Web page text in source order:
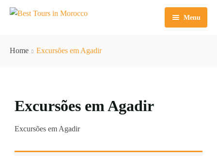
Menu
Excursões de um dia em Casablanca
Excursões de um dia em Fez
Excursões de um dia em Agadir
Tours Tânger
Tours Fes
Tours Agadir
Sahara Agafay
Sobre nós
Home Excursões em Agadir
Excursões em Agadir
Excursões em Agadir